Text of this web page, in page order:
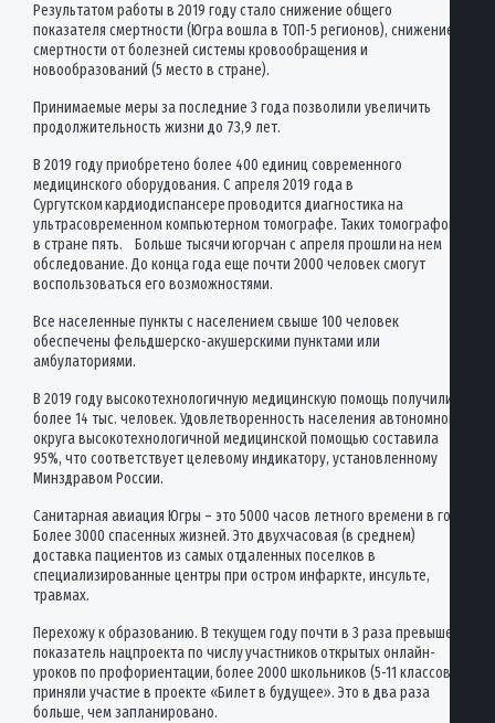
Результатом работы в 2019 году стало снижение общего
показателя смертности (Югра вошла в ТОП-5 регионов), снижение
смертности от болезней системы кровообращения и
новообразований (5 место в стране).
Принимаемые меры за последние 3 года позволили увеличить
продолжительность жизни до 73,9 лет.
В 2019 году приобретено более 400 единиц современного
медицинского оборудования. С апреля 2019 года в
Сургутском кардиодиспансере проводится диагностика на
ультрасовременном компьютерном томографе. Таких томографов
в стране пять. Больше тысячи югорчан с апреля прошли на нем
обследование. До конца года еще почти 2000 человек смогут
воспользоваться его возможностями.
Все населенные пункты с населением свыше 100 человек
обеспечены фельдшерско-акушерскими пунктами или
амбулаториями.
В 2019 году высокотехнологичную медицинскую помощь получили
более 14 тыс. человек. Удовлетворенность населения автономного
округа высокотехнологичной медицинской помощью составила
95%, что соответствует целевому индикатору, установленному
Минздравом России.
Санитарная авиация Югры – это 5000 часов летного времени в год.
Более 3000 спасенных жизней. Это двухчасовая (в среднем)
доставка пациентов из самых отдаленных поселков в
специализированные центры при остром инфаркте, инсульте,
травмах.
Перехожу к образованию. В текущем году почти в 3 раза превышен
показатель нацпроекта по числу участников открытых онлайн-
уроков по профориентации, более 2000 школьников (5-11 классов)
приняли участие в проекте «Билет в будущее». Это в два раза
больше, чем запланировано.